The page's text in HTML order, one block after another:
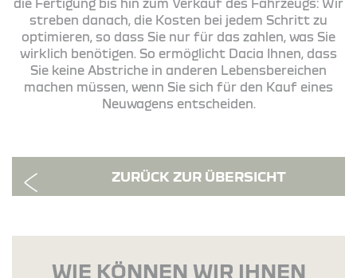
die Fertigung bis hin zum Verkauf des Fahrzeugs: Wir
streben danach, die Kosten bei jedem Schritt zu
optimieren, so dass Sie nur für das zahlen, was Sie
wirklich benötigen. So ermöglicht Dacia Ihnen, dass
Sie keine Abstriche in anderen Lebensbereichen
machen müssen, wenn Sie sich für den Kauf eines
Neuwagens entscheiden.
ZURÜCK ZUR ÜBERSICHT
WIE KÖNNEN WIR IHNEN